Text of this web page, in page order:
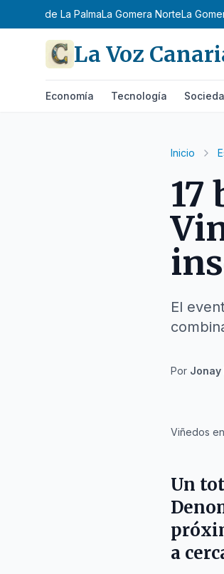
Noreste de La PalmaLa Gomera NorteLa
La Voz
Economía Tecnología
Inicio
17
El
Por Jonay
Viñedos
Un
a